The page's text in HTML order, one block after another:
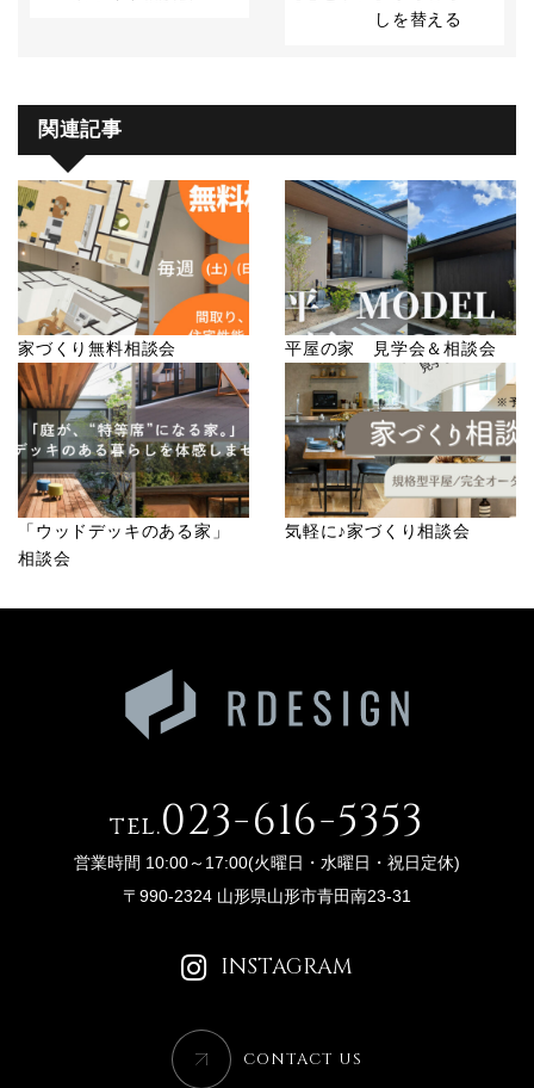
各種イベント・セミナーなどのご案内のため。
当社は、ご提供いただいた個人情報については、以下の
いずれかに該当する場合を除き、いかなる第三者にも開
示・提供いたしません。
1）お問い合わせ、またはご要望に対し、適切な回答また
は対応をさせていただくためや、契約の責任を果たすた
め。
2）お客様の同意がある場合
3）お客様個人を判別できない状態で開示する場合
4）法令等により開示を要求された場合
5）その他正当な理由のある場合
■個人情報の管理
当社は、お客様の個人情報については適切・慎重に管理
するとともに、外部への漏洩を防止します。
■個人情報の変更・取り消し
お客様にご提供いただきました個人情報について、訂
あるあることが確認できた場合に限り、合理的な範囲で
■プライバシーポリシーの適用範囲
本プライバシーポリシーの適用範囲は、当サイト内とし
ついては責任を負うものではありません。
お客様自身の責任において個々のウェブサイトの個人情
報に関する規約等をご確認下さい。
■お問い合わせについて
この内容に関するお問い合わせは当社でお受けいたしま
〒990-2324 山形県山形市青田南23-31
TEL：023-616-5353
しを替える
関連記事
家づくり無料相談会 平屋の家 見学会＆相談会
「ウッドデッキのある家」
相談会
気軽に♪家づくり相談会
tel.023-616-5353
営業時間 10:00～17:00(火曜日・水曜日・祝日定休)
〒990-2324 山形県山形市青田南23-31
INSTAGRAM
CONTACT US